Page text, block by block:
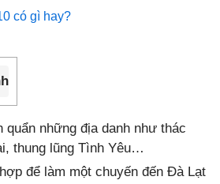
có gì hay?
quẩn những địa danh như thác
thung lũng Tình Yêu…
để làm một chuyến đến Đà Lạt